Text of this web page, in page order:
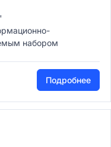
набором
Подробнее